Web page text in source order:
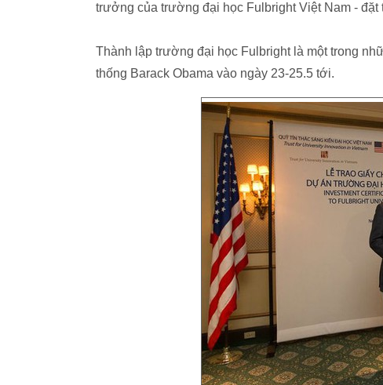
trưởng của trường đại học Fulbright Việt Nam - đặt
Thành lập trường đại học Fulbright là một trong
thống Barack Obama vào ngày 23-25.5 tới.